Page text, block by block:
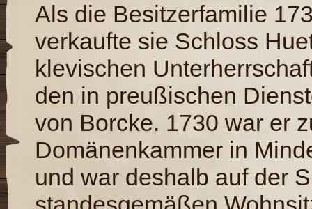
Als die Besitzerfamilie
verkaufte sie Schloss
klevischen
den in preußischen
von Borcke. 1730 war er
Domänenkammer in
und war deshalb auf der